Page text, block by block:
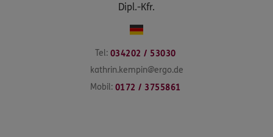
Dipl.-Kfr.
Tel: 034202 / 53030
kathrin.kempin@ergo.de
Mobil: 0172 / 3755861